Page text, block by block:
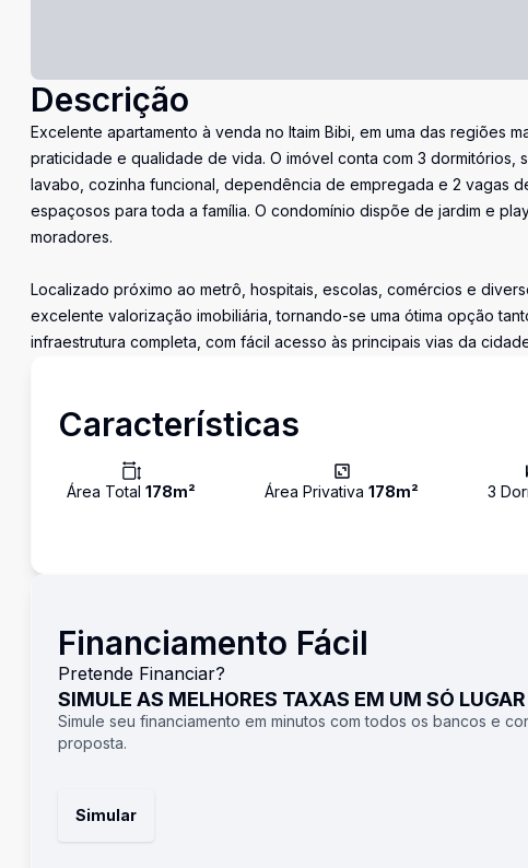
Descrição
Excelente apartamento à venda no Itaim Bibi, em uma das regiões
praticidade e qualidade de vida. O imóvel conta com 3 dormitórios,
lavabo, cozinha funcional, dependência de empregada e 2 vagas
espaçosos para toda a família. O condomínio dispõe de jardim e
moradores.
Localizado próximo ao metrô, hospitais, escolas, comércios e
excelente valorização imobiliária, tornando-se uma ótima opção
infraestrutura completa, com fácil acesso às principais vias da
Características
Área Total 178m² Área Privativa178m² 3
Financiamento Fácil
Pretende Financiar?
SIMULE AS MELHORES TAXAS EM UM SÓ LUGAR
Simule seu financiamento em minutos com todos os bancos e
proposta.
Simular